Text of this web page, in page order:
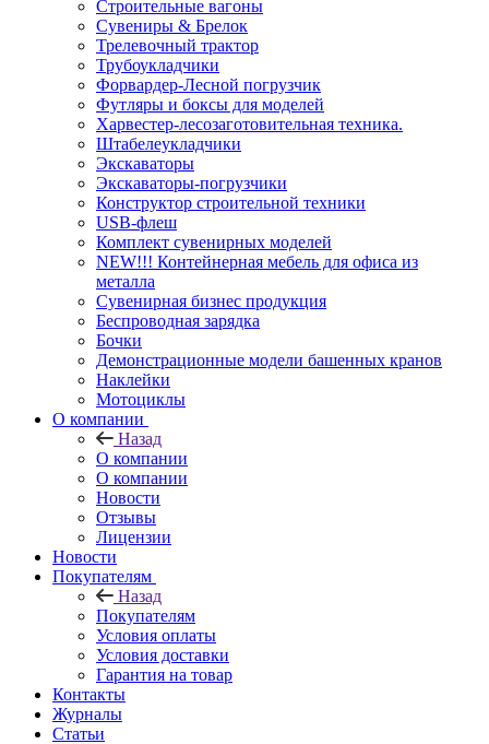
Строительные вагоны
Сувениры & Брелок
Трелевочный трактор
Трубоукладчики
Форвардер-Лесной погрузчик
Футляры и боксы для моделей
Харвестер-лесозаготовительная техника.
Штабелеукладчики
Экскаваторы
Экскаваторы-погрузчики
Конструктор строительной техники
USB-флеш
Комплект сувенирных моделей
NEW!!! Контейнерная мебель для офиса из
металла
Сувенирная бизнес продукция
Беспроводная зарядка
Бочки
Демонстрационные модели башенных кранов
Наклейки
Мотоциклы
О компании
Назад
О компании
О компании
Новости
Отзывы
Лицензии
Новости
Покупателям
Назад
Покупателям
Условия оплаты
Условия доставки
Гарантия на товар
Контакты
Журналы
Статьи